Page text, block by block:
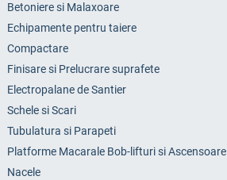
Betoniere si Malaxoare
Echipamente pentru taiere
Compactare
Finisare si Prelucrare suprafete
Electropalane de Santier
Schele si Scari
Tubulatura si Parapeti
Platforme Macarale Bob-lifturi si Ascensoare
Nacele